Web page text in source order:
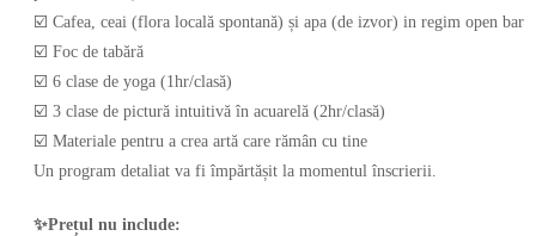
☑️ Cafea, ceai (flora locală spontană) și apa (de izvor) in regim open bar
☑️ Foc de tabără
☑️ 6 clase de yoga (1hr/clasă)
☑️ 3 clase de pictură intuitivă în acuarelă (2hr/clasă)
☑️ Materiale pentru a crea artă care rămân cu tine
Un program detaliat va fi împărtășit la momentul înscrierii.
✨Prețul nu include: